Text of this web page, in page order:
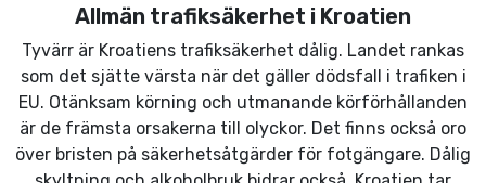
Allmän trafiksäkerhet i Kroatien
Tyvärr är Kroatiens trafiksäkerhet dålig. Landet rankas
som det sjätte värsta när det gäller dödsfall i trafiken i
EU. Otänksam körning och utmanande körförhållanden
är de främsta orsakerna till olyckor. Det finns också oro
över bristen på säkerhetsåtgärder för fotgängare. Dålig